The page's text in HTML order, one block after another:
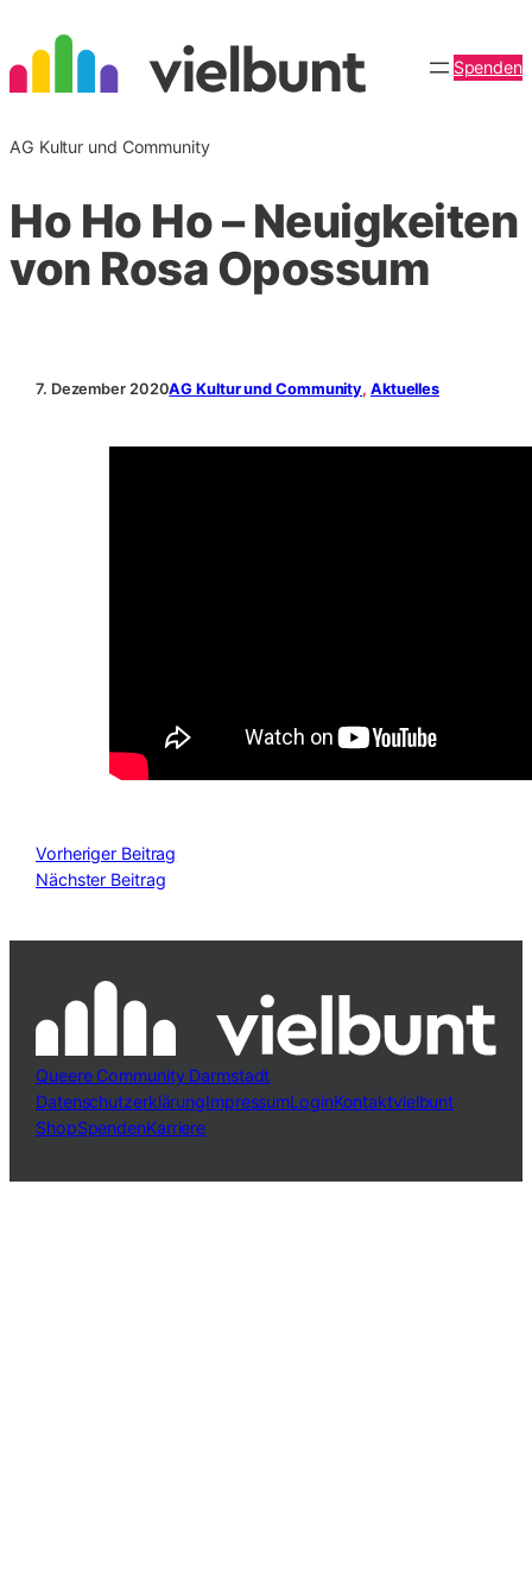
Inhalt
springen
Spenden
AG Kultur und Community
Ho Ho Ho – Neuigkeiten
von Rosa Opossum
7. Dezember 2020AG Kultur und Community, Aktuelles
Vorheriger Beitrag
Nächster Beitrag
Queere Community Darmstadt
DatenschutzerklärungImpressumLoginKontaktvielbunt
ShopSpendenKarriere